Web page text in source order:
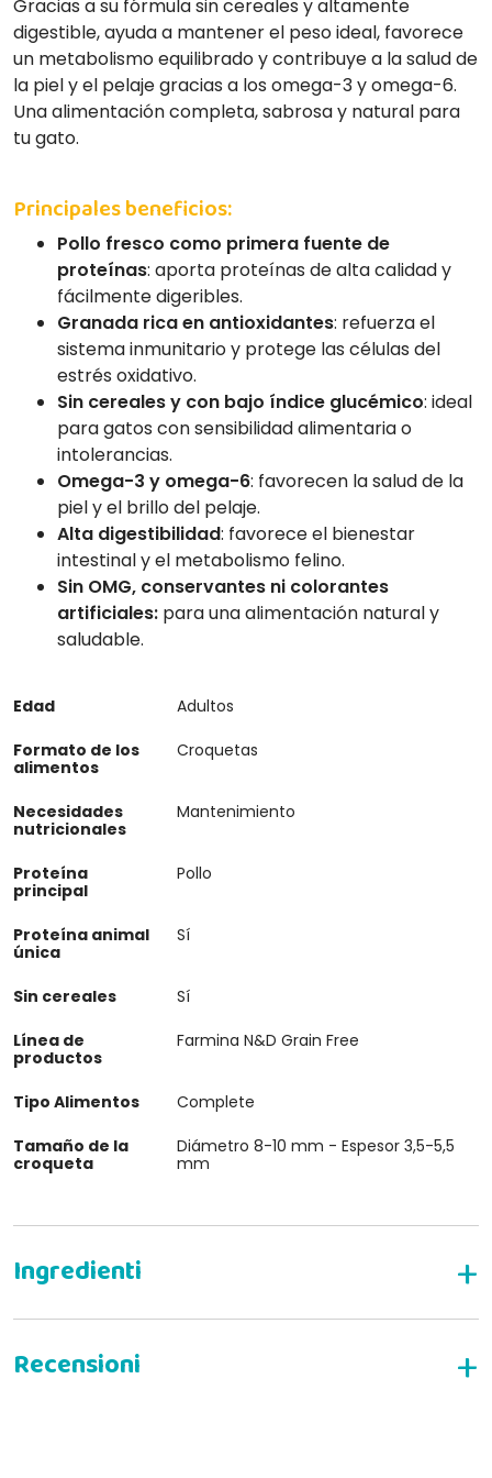
Gracias a su fórmula sin cereales y altamente
digestible, ayuda a mantener el peso ideal, favorece
un metabolismo equilibrado y contribuye a la salud de
la piel y el pelaje gracias a los omega-3 y omega-6.
Una alimentación completa, sabrosa y natural para
tu gato.
Principales beneficios:
Pollo fresco como primera fuente de
proteínas: aporta proteínas de alta calidad y
fácilmente digeribles.
Granada rica en antioxidantes: refuerza el
sistema inmunitario y protege las células del
estrés oxidativo.
Sin cereales y con bajo índice glucémico: ideal
para gatos con sensibilidad alimentaria o
intolerancias.
Omega-3 y omega-6: favorecen la salud de la
piel y el brillo del pelaje.
Alta digestibilidad: favorece el bienestar
intestinal y el metabolismo felino.
Sin OMG, conservantes ni colorantes
artificiales: para una alimentación natural y
saludable.
Edad
Adultos
Formato de los
alimentos
Croquetas
Necesidades
nutricionales
Mantenimiento
Proteína
principal
Pollo
Proteína animal
única
Sí
Sin cereales
Sí
Línea de
productos
Farmina N&D Grain Free
Tipo Alimentos
Complete
Tamaño de la
croqueta
Diámetro 8-10 mm - Espesor 3,5-5,5
mm